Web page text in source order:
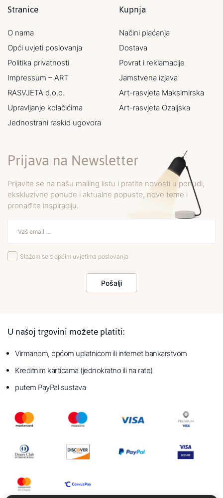
Stranice
O nama
Opći uvjeti poslovanja
Politika privatnosti
Impressum – ART
RASVJETA d.o.o.
Upravljanje kolačićima
Jednostrani raskid ugovora
Kupnja
Načini plaćanja
Dostava
Povrat i reklamacije
Jamstvena izjava
Art-rasvjeta Maksimirska
Art-rasvjeta Ozaljska
Prijava na Newsletter
Prijavite se na našu mailing listu i pratite novosti u ponudi,
ekskluzivne ponude i aktualne popuste, nove teme i
pronađite inspiraciju.
Slažem se s općim uvjetima poslovanja
Pošalji
U našoj trgovini možete platiti:
Virmanom, općom uplatnicom ili internet bankarstvom
Kreditnim karticama (jednokratno ili na rate)
putem PayPal sustava